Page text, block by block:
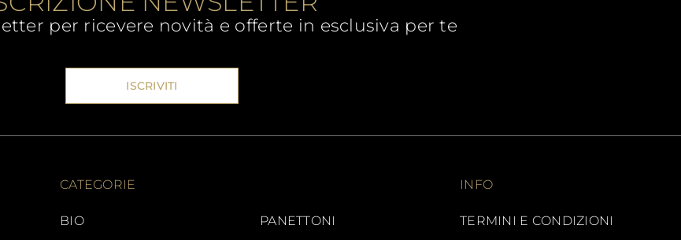
per ricevere novità e offerte in esclusiva per te
ISCRIVITI
CATEGORIE
BIO
PANETTONI
INFO
TERMINI E CONDIZIONI